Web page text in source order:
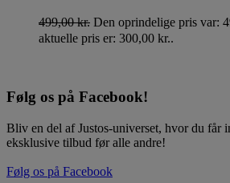
499,00kr. Den oprindelige pris var:
aktuelle pris er: 300,00 kr..
Følg os på Facebook!
Bliv en del af Justos-universet, hvor du får
eksklusive tilbud før alle andre!
Følg os på Facebook